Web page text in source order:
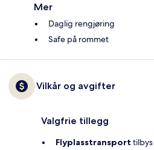
Mer
Daglig rengjøring
Safe på rommet
Vilkår og avgifter
Valgfrie tillegg
Flyplasstransport